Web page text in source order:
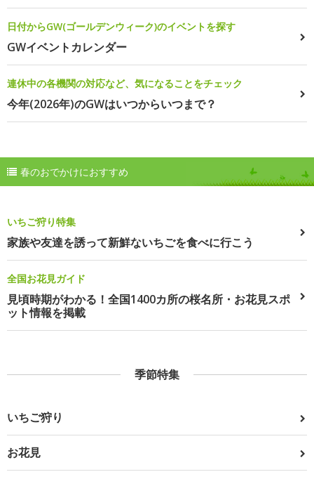
日付からGW(ゴールデンウィーク)のイベントを探す
GWイベントカレンダー
連休中の各機関の対応など、気になることをチェック
今年(2026年)のGWはいつからいつまで？
春のおでかけにおすすめ
いちご狩り特集
家族や友達を誘って新鮮ないちごを食べに行こう
全国お花見ガイド
見頃時期がわかる！全国1400カ所の桜名所・お花見スポ
ット情報を掲載
季節特集
いちご狩り
お花見